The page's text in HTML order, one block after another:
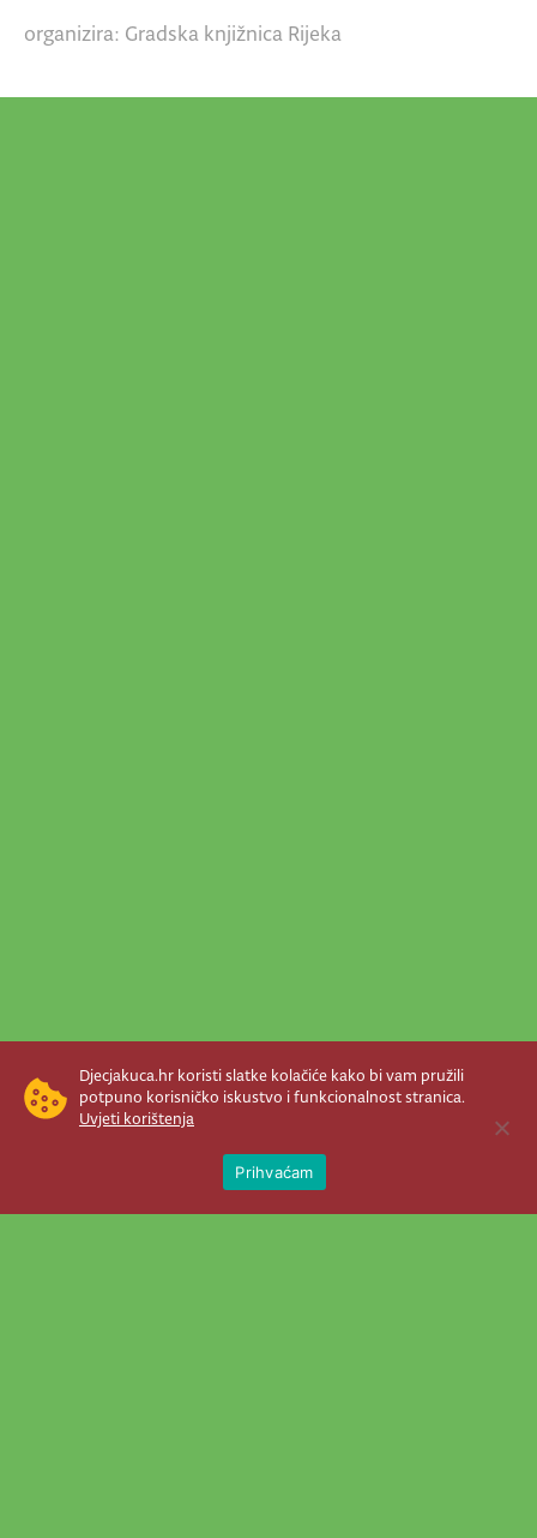
organizira: Gradska knjižnica Rijeka
Djecjakuca.hr koristi slatke kolačiće kako bi vam pružili
potpuno korisničko iskustvo i funkcionalnost stranica.
Uvjeti korištenja
Prihvaćam